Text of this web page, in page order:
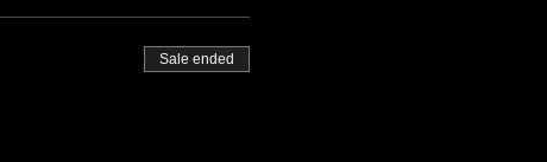
Sale ended